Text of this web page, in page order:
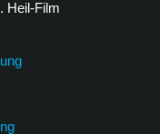
Heil-Film